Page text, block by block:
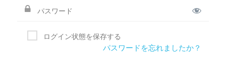
ログイン状態を保存する
パスワードを忘れましたか？